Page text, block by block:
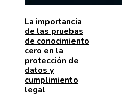
La importancia
de las pruebas
de conocimiento
cero en la
protección de
datos y
cumplimiento
legal